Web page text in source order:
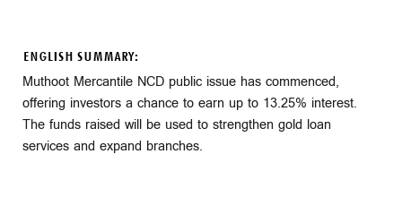
ENGLISH SUMMARY:
Muthoot Mercantile NCD public issue has commenced,
offering investors a chance to earn up to 13.25% interest.
The funds raised will be used to strengthen gold loan
services and expand branches.